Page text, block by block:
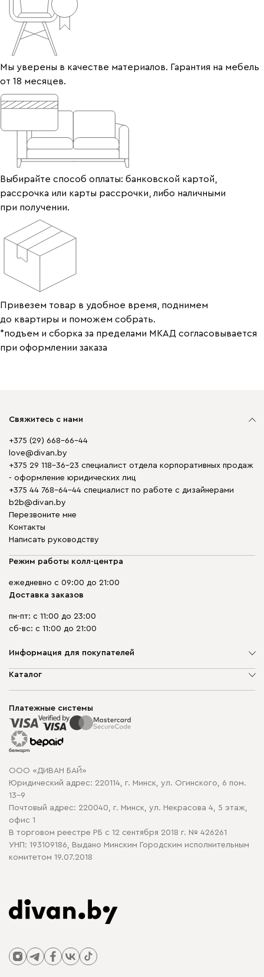
Мы уверены в качестве материалов. Гарантия на мебель
от 18 месяцев.
Выбирайте способ оплаты: банковской картой,
рассрочка или карты рассрочки, либо наличными
при получении.
Привезем товар в удобное время, поднимем
до квартиры и поможем собрать.
*подъем и сборка за пределами МКАД согласовывается
при оформлении заказа
Свяжитесь с нами
+375 (29) 668-66-44
love@divan.by
+375 29 118-36-23 специалист отдела корпоративных продаж
- оформление юридических лиц
+375 44 768-64-44 специалист по работе с дизайнерами
b2b@divan.by
Перезвоните мне
Контакты
Написать руководству
Режим работы колл-центра
ежедневно с 09:00 до 21:00
Доставка заказов
пн-пт: с 11:00 до 23:00
сб-вс: с 11:00 до 21:00
Информация для покупателей
О компании
Способы оплаты
Рассрочка и кредит
Гарантия
Карта сайта
Политика конфиденциальности
Политика в отношении обработки cookie
Каталог
Корпусная мебель
Распродажа мебели
Платежные системы
ООО «ДИВАН БАЙ»
Юридический адрес: 220114, г. Минск, ул. Огинского, 6 пом.
13-9
Почтовый адрес: 220040, г. Минск, ул. Некрасова 4, 5 этаж,
офис 1
В торговом реестре РБ с 12 сентября 2018 г. № 426261
УНП: 193109186, Выдано Минским Городским исполнительным
комитетом 19.07.2018